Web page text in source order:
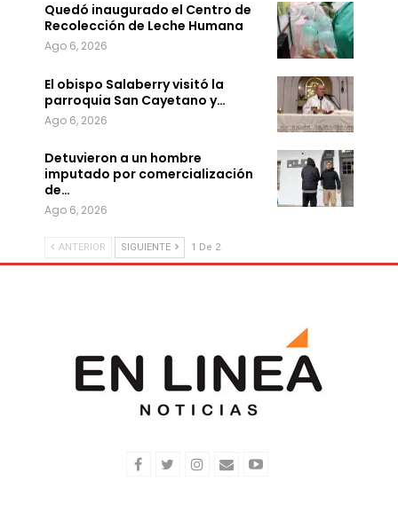
Quedó inaugurado el Centro de
Recolección de Leche Humana
Ago 6, 2026
El obispo Salaberry visitó la
parroquia San Cayetano y…
Ago 6, 2026
Detuvieron a un hombre
imputado por comercialización
de…
Ago 6, 2026
ANTERIOR SIGUIENTE 1 De 2